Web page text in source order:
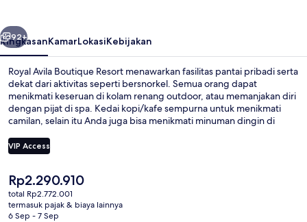
Berikutnya
92+
RingkasanKamarLokasiKebijakan
Royal Avila Boutique Resort menawarkan fasilitas pantai pribadi serta
dekat dari aktivitas seperti bersnorkel. Semua orang dapat
menikmati keseruan di kolam renang outdoor, atau memanjakan diri
dengan pijat di spa. Kedai kopi/kafe sempurna untuk menikmati
camilan, selain itu Anda juga bisa menikmati minuman dingin di
lokasi, bar tepi kolam renang, dan pusat kebugaran.
VIP Access
Harga
saat
ini
Rp2.290.910
Rp2.290.910
total Rp2.772.001
termasuk pajak & biaya lainnya
6 Sep - 7 Sep